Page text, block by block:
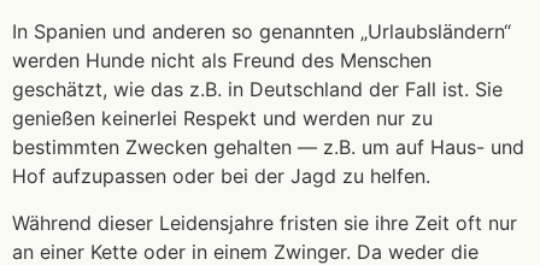
In Spanien und anderen so genannten „Urlaubsländern“
werden Hunde nicht als Freund des Menschen
geschätzt, wie das z.B. in Deutschland der Fall ist. Sie
genießen keinerlei Respekt und werden nur zu
bestimmten Zwecken gehalten — z.B. um auf Haus- und
Hof aufzupassen oder bei der Jagd zu helfen.
Während dieser Leidensjahre fristen sie ihre Zeit oft nur
an einer Kette oder in einem Zwinger. Da weder die